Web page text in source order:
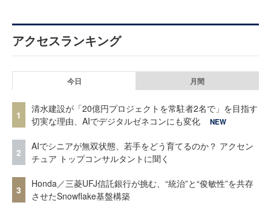
アクセスランキング
今日 月間
1
清水建設が「20億円プロジェクトを常駐者2名で」を目指す
切実な理由、AIでデジタルゼネコンにも変化
NEW
2
AIでシニアが無双状態、若手をどう育てるのか？ アクセン
チュア トップコンサルタントに聞く
3
Honda／三菱UFJ信託銀行が挑む、“統治”と“俊敏性”を共存
させたSnowflake基盤構築